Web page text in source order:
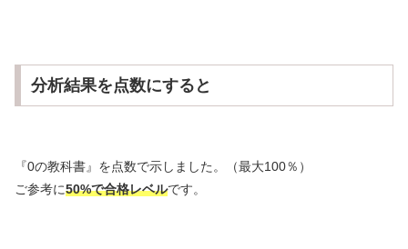
分析結果を点数にすると
『0の教科書』を点数で示しました。（最大100％）
ご参考に50%で合格レベルです。